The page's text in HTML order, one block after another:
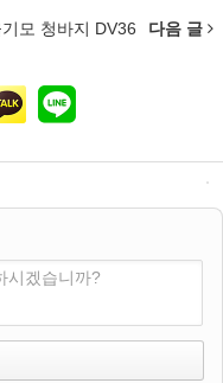
모 청바지 DV36 다음 글
시겠습니까?